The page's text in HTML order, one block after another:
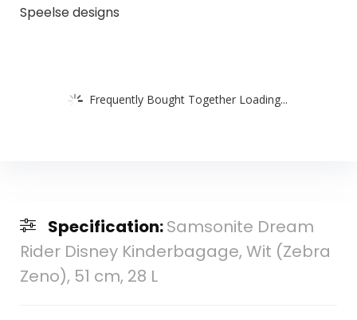
Speelse designs
Frequently Bought Together Loading...
Specification:Samsonite Dream
Rider Disney Kinderbagage, Wit (Zebra
Zeno), 51 cm, 28 L